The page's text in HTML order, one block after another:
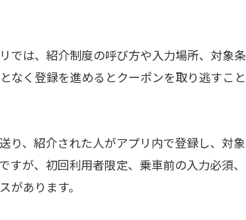
では、紹介制度の呼び方や入力場所、対象条
なく登録を進めるとクーポンを取り逃すこと
り、紹介された人がアプリ内で登録し、対象
が、初回利用者限定、乗車前の入力必須、
があります。